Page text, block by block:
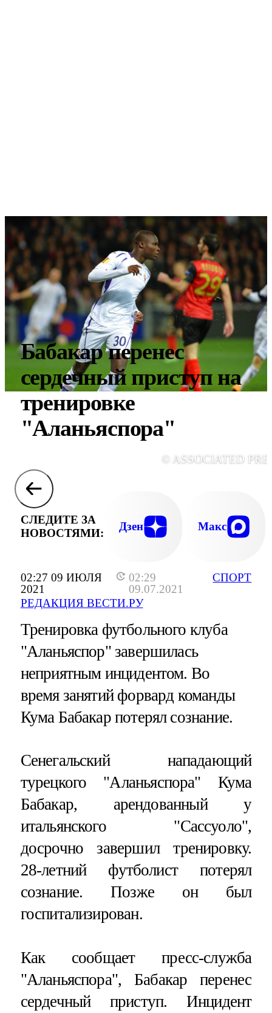
02:27 09 ИЮЛЯ
2021
02:29
09.07.2021
РЕДАКЦИЯ ВЕСТИ.РУ
СПОРТ
Бабакар перенес
сердечный приступ на
тренировке
"Аланьяспора"
© ASSOCIATED
СЛЕДИТЕ ЗА
НОВОСТЯМИ:
Дзен Макс
Тренировка футбольного клуба
"Аланьяспор" завершилась
неприятным инцидентом. Во
время занятий форвард команды
Кума Бабакар потерял сознание.
Сенегальский нападающий
турецкого "Аланьяспора" Кума
Бабакар, арендованный у
итальянского "Сассуоло",
досрочно завершил тренировку.
28-летний футболист потерял
сознание. Позже он был
госпитализирован.
Как сообщает пресс-служба
"Аланьяспора", Бабакар перенес
сердечный приступ. Инцидент